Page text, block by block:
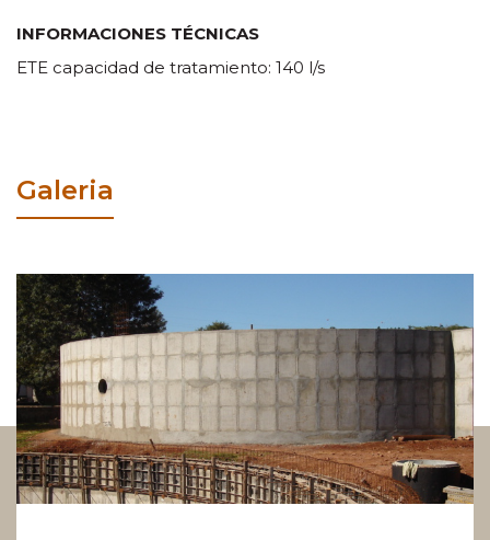
INFORMACIONES TÉCNICAS
ETE capacidad de tratamiento: 140 l/s
Galeria